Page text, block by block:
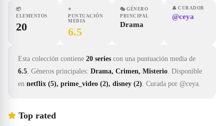
📦
ELEMENTOS
20
⭐
PUNTUACIÓN
MEDIA
6.5
🎭 GÉNERO
PRINCIPAL
Drama
👤 CURADOR
@ceya
Esta colección contiene 20 series con una puntuación media de
6.5. Géneros principales: Drama, Crimen, Misterio. Disponible
en netflix (5), prime_video (2), disney (2). Curada por @ceya.
Top rated